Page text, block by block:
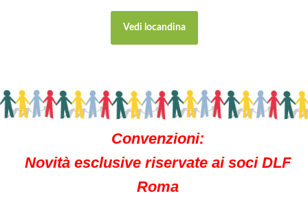
Vedi locandina
Convenzioni:
Novità esclusive riservate ai soci DLF
Roma